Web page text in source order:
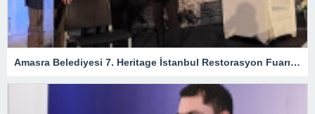
Amasra Belediyesi 7. Heritage İstanbul Restorasyon Fuarı’na katıldı – Siyaset